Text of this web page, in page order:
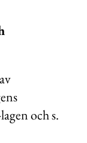
och s.